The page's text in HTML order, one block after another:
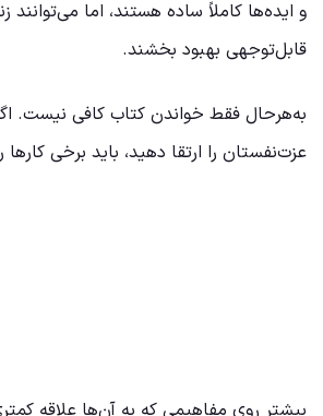
و ایده‌ها کاملاً ساده هستند، اما می‌توانند
قابل‌توجهی بهبود بخشند.
به‌هرحال فقط خواندن کتاب کافی نیست.
عزت‌نفستان را ارتقا دهید، باید برخی کارها
بیشتر روی مفاهیمی که به آن‌ها علاقه